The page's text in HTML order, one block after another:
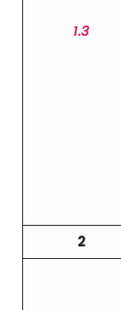
1.3
2